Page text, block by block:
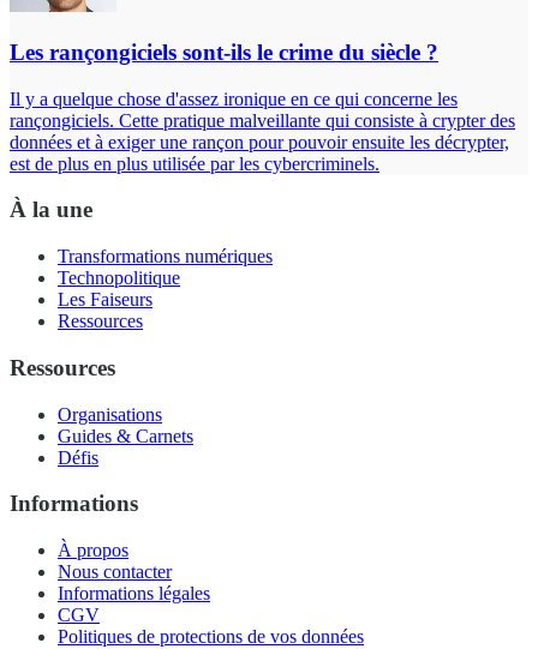
Les rançongiciels sont-ils le crime du siècle ?
Il y a quelque chose d'assez ironique en ce qui concerne les
rançongiciels. Cette pratique malveillante qui consiste à crypter des
données et à exiger une rançon pour pouvoir ensuite les décrypter,
est de plus en plus utilisée par les cybercriminels.
À la une
Transformations numériques
Technopolitique
Les Faiseurs
Ressources
Ressources
Organisations
Guides & Carnets
Défis
Informations
À propos
Nous contacter
Informations légales
CGV
Politiques de protections de vos données